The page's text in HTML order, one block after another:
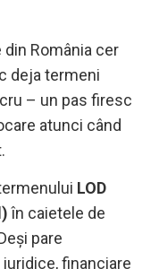
România cer
deja termeni
– un pas firesc
atunci când
LOD
în caietele de
pare
financiare